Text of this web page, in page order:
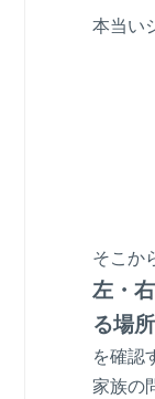
本当い
そこか
左・
る場所
を確認
家族の